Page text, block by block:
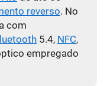
reverso. No
com
5.4, NFC,
empregado